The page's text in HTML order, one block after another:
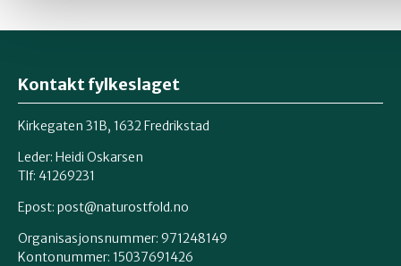
Kontakt fylkeslaget
Kirkegaten 31B, 1632 Fredrikstad
Leder: Heidi Oskarsen
Tlf: 41269231
Epost: post@naturostfold.no
Organisasjonsnummer: 971248149
Kontonummer: 15037691426